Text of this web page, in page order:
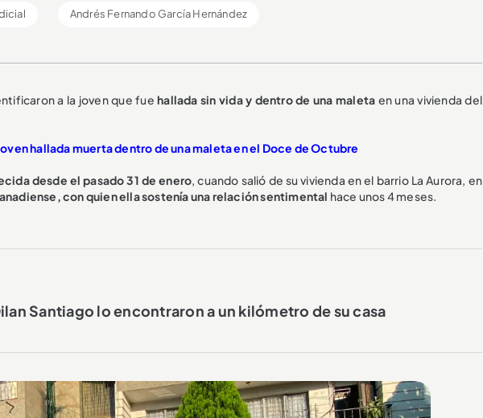
Andrés Fernando García Hernández
a la joven que fuehallada sin vida y dentro de una maleta en una vivienda del
hallada muerta dentro de una maleta en el Doce de Octubre
desde el pasado 31 de enero, cuando salió de su vivienda en el barrio La Aurora, en
con quien ella sostenía una relación sentimental hace unos 4 meses.
Santiago lo encontraron a un kilómetro de su casa